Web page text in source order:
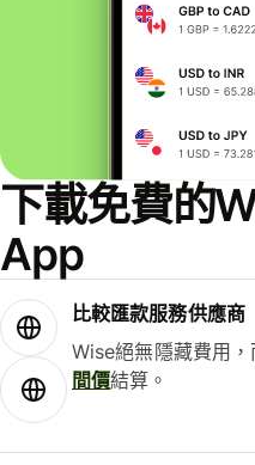
下載免費的
App
比較匯款服務供應商
Wise絕無隱藏費用
間價結算。